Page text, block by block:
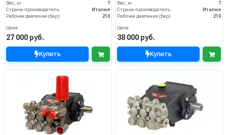
Вес, кг
7
Страна-производитель
Италия
Рабочее давление (бар)
210
Цена
27 000 руб.
Купить
Вес, кг
7
Страна-производитель
Италия
Рабочее давление (бар)
210
Цена
38 000 руб.
Купить